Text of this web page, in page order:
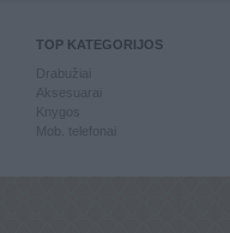
TOP KATEGORIJOS
Knygos
Mob. telefonai